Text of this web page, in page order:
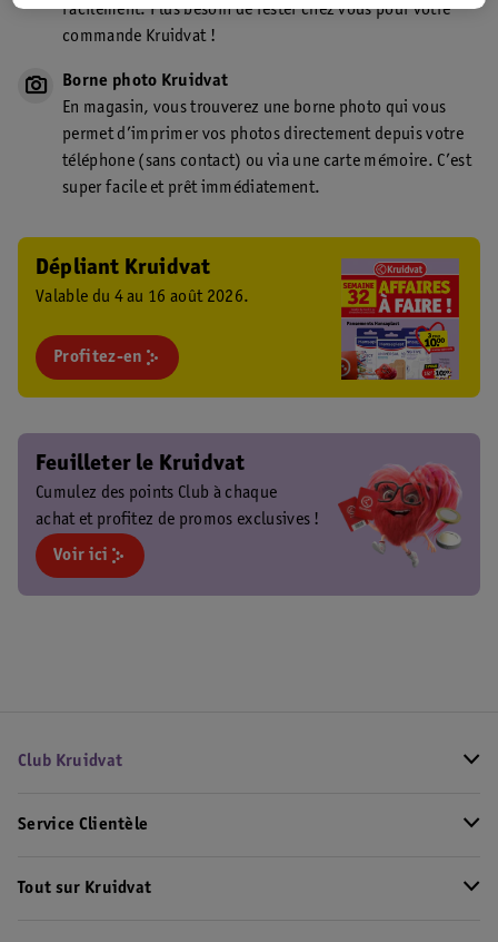
facilement. Plus besoin de rester chez vous pour votre
commande Kruidvat !
Borne photo Kruidvat
En magasin, vous trouverez une borne photo qui vous
permet d’imprimer vos photos directement depuis votre
téléphone (sans contact) ou via une carte mémoire. C’est
super facile et prêt immédiatement.
Dépliant Kruidvat
Valable du 4 au 16 août 2026.
Profitez-en
Feuilleter le Kruidvat
Cumulez des points Club à chaque
achat et profitez de promos exclusives !
Voir ici
Club Kruidvat
Service Clientèle
Tout sur Kruidvat